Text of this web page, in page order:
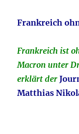
Frankreich
Frankreich ist
Macron unter
erklärt der
Matthias